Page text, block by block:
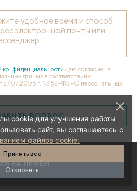
конфиденциальности Даю согласие на
данных в соответствии с
27.07.2006 г. №152-ФЗ «О персональных
ВОПРОС
НА ПРИЁМ
cookie для улучшения работы
сайт, вы соглашаетесь с
файлов cookie.
Принять все
Отклонить